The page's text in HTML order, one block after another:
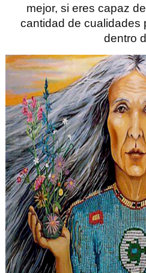
mejor, si eres capaz
cantidad de cualidades
dentro